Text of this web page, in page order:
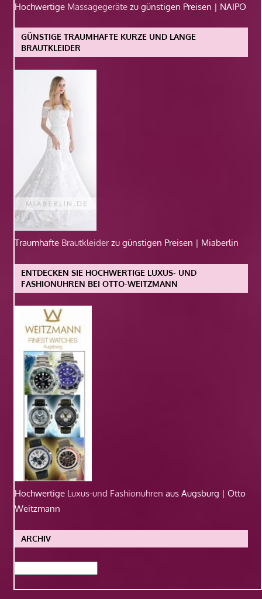
Hochwertige Massagegeräte zu günstigen Preisen | NAIPO
GÜNSTIGE TRAUMHAFTE KURZE UND LANGE
BRAUTKLEIDER
Traumhafte Brautkleiderzu günstigen Preisen | Miaberlin
ENTDECKEN SIE HOCHWERTIGE LUXUS- UND
FASHIONUHREN BEI OTTO-WEITZMANN
Hochwertige Luxus-und Fashionuhren aus Augsburg | Otto
Weitzmann
ARCHIV